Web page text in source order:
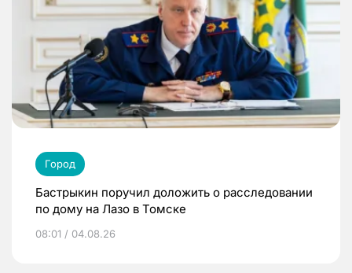
Город
Бастрыкин поручил доложить о расследовании
по дому на Лазо в Томске
08:01 / 04.08.26